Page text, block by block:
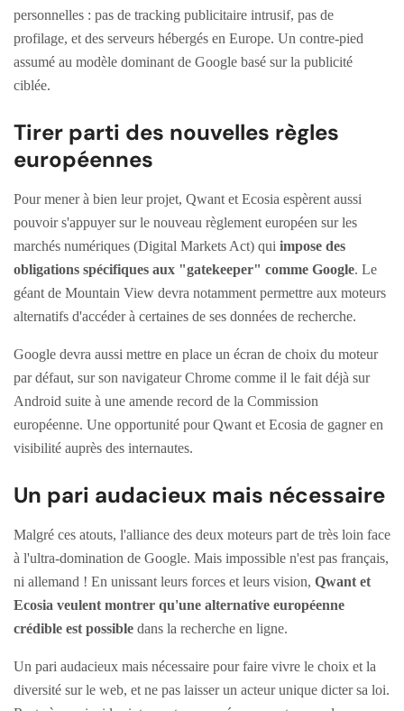
personnelles : pas de tracking publicitaire intrusif, pas de
profilage, et des serveurs hébergés en Europe. Un contre-pied
assumé au modèle dominant de Google basé sur la publicité
ciblée.
Tirer parti des nouvelles règles
européennes
Pour mener à bien leur projet, Qwant et Ecosia espèrent aussi
pouvoir s'appuyer sur le nouveau règlement européen sur les
marchés numériques (Digital Markets Act) qui impose des
obligations spécifiques aux "gatekeeper" comme Google. Le
géant de Mountain View devra notamment permettre aux moteurs
alternatifs d'accéder à certaines de ses données de recherche.
Google devra aussi mettre en place un écran de choix du moteur
par défaut, sur son navigateur Chrome comme il le fait déjà sur
Android suite à une amende record de la Commission
européenne. Une opportunité pour Qwant et Ecosia de gagner en
visibilité auprès des internautes.
Un pari audacieux mais nécessaire
Malgré ces atouts, l'alliance des deux moteurs part de très loin face
à l'ultra-domination de Google. Mais impossible n'est pas français,
ni allemand ! En unissant leurs forces et leurs vision, Qwant et
Ecosia veulent montrer qu'une alternative européenne
crédible est possible dans la recherche en ligne.
Un pari audacieux mais nécessaire pour faire vivre le choix et la
diversité sur le web, et ne pas laisser un acteur unique dicter sa loi.